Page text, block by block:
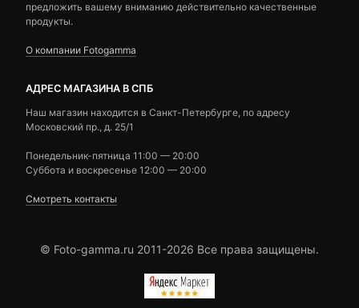
предложить вашему вниманию действительно качественные
продукты.
О компании Fotogamma
АДРЕС МАГАЗИНА В СПБ
Наш магазин находится в Санкт-Петербурге, по адресу
Московский пр., д. 25/1
Понедельник-пятница 11:00 — 20:00
Суббота и воскресенье 12:00 — 20:00
Смотреть контакты
© Foto-gamma.ru 2011-2026 Все права защищены.